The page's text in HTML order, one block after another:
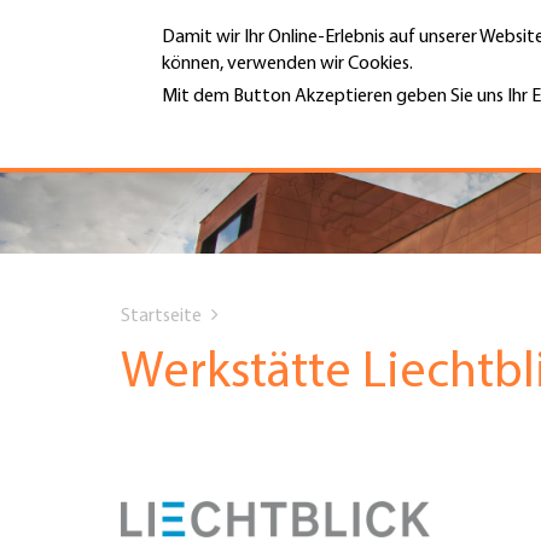
Damit wir Ihr Online-Erlebnis auf unserer
können, verwenden wir Cookies.
Mit dem Button Akzeptieren geben Sie uns Ihr
Hauptnavigation
PORTRÄT
DIENSTLEISTUNGEN
JOBS & KARRIERE
MENÜ
are
Startseite
Werkstätte